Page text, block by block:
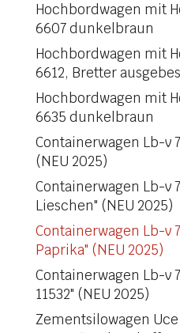
Hochbordwagen mit
6607 dunkelbraun
Hochbordwagen mit
6612, Bretter
Hochbordwagen mit
6635 dunkelbraun
Containerwagen Lb-v
(NEU 2025)
Containerwagen Lb-v
Lieschen" (NEU 2025)
Containerwagen Lb-v
Paprika" (NEU 2025)
Containerwagen Lb-v
11532" (NEU 2025)
Zementsilowagen